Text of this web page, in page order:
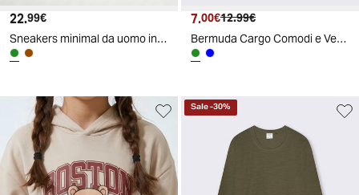
Prezzo attuale
22.99€
Sneakers minimal da uomo in poliuretano - Verde
Prezzo attuale
7.00€ Prezzo originale
12.99€
Bermuda Cargo Comodi e Versatili - Verde militare
Sale-30%